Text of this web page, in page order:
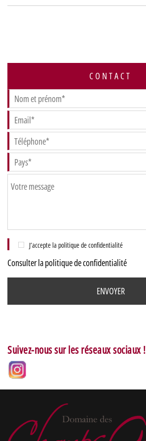
CONTACT
J’accepte la politique de confidentialité
Consulter la politique de confidentialité
Suivez-nous sur les réseaux sociaux !